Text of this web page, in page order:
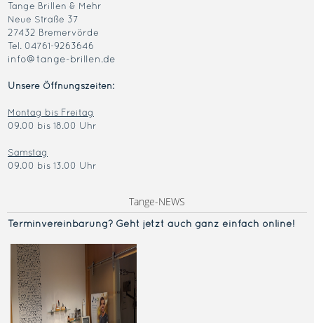
Tange Brillen & Mehr
Neue Straße 37
27432 Bremervörde
Tel. 04761-9263646
info@tange-brillen.de
Unsere Öffnungszeiten:
Montag bis Freitag
09.00 bis 18.00 Uhr
Samstag
09.00 bis 13.00 Uhr
Tange-NEWS
Terminvereinbarung? Geht jetzt auch ganz einfach online!